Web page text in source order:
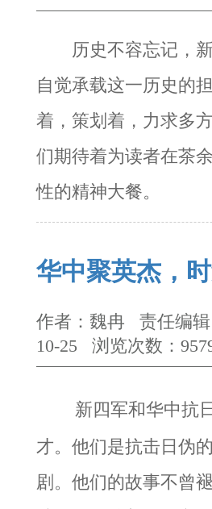
历史不容忘记，新
自觉承载这一历史的
着，策划着， 力求多
们期待着为读者在茶
性的精神大餐。
华中聚英杰，
作者：魏冉 责任编
10-25 浏览次数：
新四军和华中抗
才。他们是抗击日伪
剧。 他们的故事不曾